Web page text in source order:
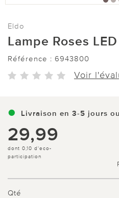
Eldo
Lampe Roses
Référence : 6943800
Voir
Livraison en 3-5 jours
29,99
dont 0,10 d'eco-
participation
Qté